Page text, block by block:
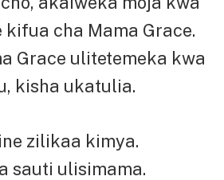
kifua cha Mama Grace.
Grace ulitetemeka kwa
kisha ukatulia.
zilikaa kimya.
sauti ulisimama.